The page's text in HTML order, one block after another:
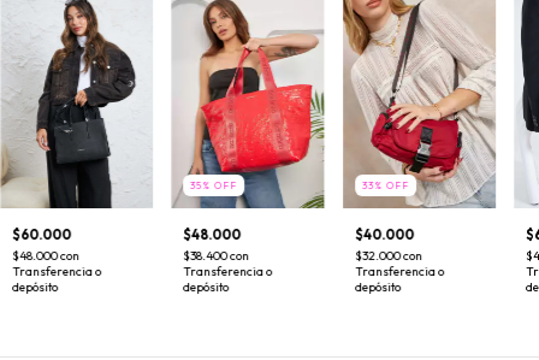
$60.000
$48.000con
Transferencia o
depósito
35%OFF
$48.000
$38.400con
Transferencia o
depósito
33% OFF
$40.000
$32.000con
Transferencia o
depósito